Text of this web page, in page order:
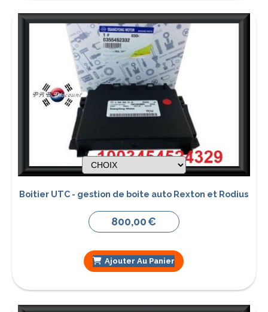
Boitier UTC - gestion de boite auto Rexton et Rodius
800,00€
Ajouter Au Panier